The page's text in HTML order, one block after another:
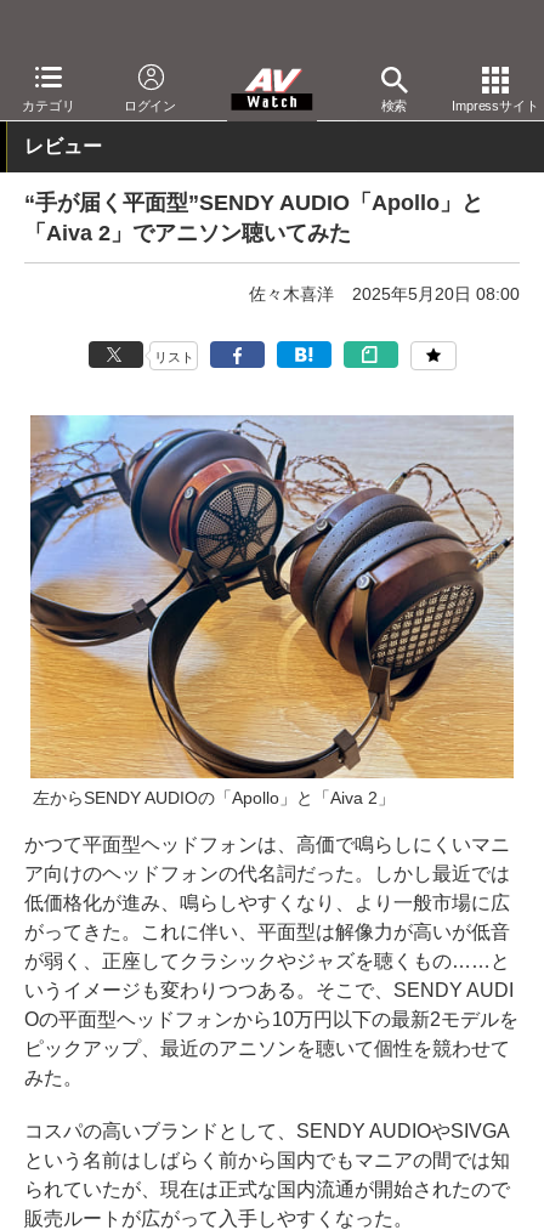
カテゴリ ログイン 検索 Impressサイト
AV Watch 製品 ヘッドフォン その他
レビュー
“手が届く平面型”SENDY AUDIO「Apollo」と
「Aiva 2」でアニソン聴いてみた
佐々木喜洋 2025年5月20日 08:00
リスト
左からSENDY AUDIOの「Apollo」と「Aiva 2」
かつて平面型ヘッドフォンは、高価で鳴らしにくいマニ
ア向けのヘッドフォンの代名詞だった。しかし最近では
低価格化が進み、鳴らしやすくなり、より一般市場に広
がってきた。これに伴い、平面型は解像力が高いが低音
が弱く、正座してクラシックやジャズを聴くもの……と
いうイメージも変わりつつある。そこで、SENDY AUDI
Oの平面型ヘッドフォンから10万円以下の最新2モデルを
ピックアップ、最近のアニソンを聴いて個性を競わせて
みた。
コスパの高いブランドとして、SENDY AUDIOやSIVGA
という名前はしばらく前から国内でもマニアの間では知
られていたが、現在は正式な国内流通が開始されたので
販売ルートが広がって入手しやすくなった。